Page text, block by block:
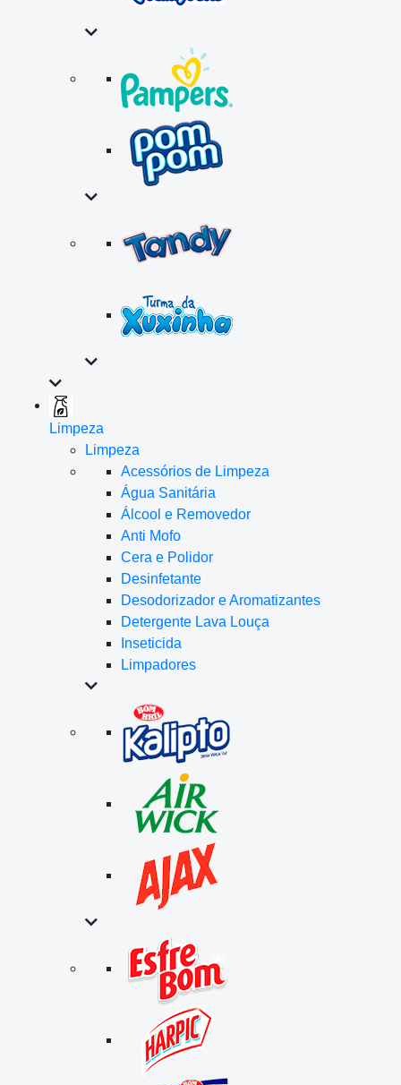
Limpeza
Limpeza
Acessórios de Limpeza
Água Sanitária
Álcool e Removedor
Anti Mofo
Cera e Polidor
Desinfetante
Desodorizador e Aromatizantes
Detergente Lava Louça
Inseticida
Limpadores